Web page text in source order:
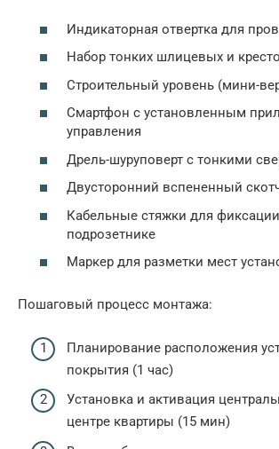
Индикаторная отвертка для
Набор тонких шлицевых и
Строительный уровень (мини-
Смартфон с установленным
управления
Дрель-шуруповерт с тонкими
Двусторонний вспененный
Кабельные стяжки для
подрозетнике
Маркер для разметки мест
Пошаговый процесс монтажа:
Планирование расположения
покрытия (1 час)
Установка и активация
центре квартиры (15 мин)